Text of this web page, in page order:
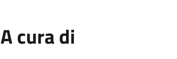
A cura di